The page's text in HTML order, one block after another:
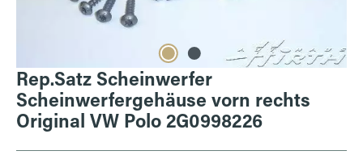
Rep.Satz Scheinwerfer
Scheinwerfergehäuse vorn rechts
Original VW Polo 2G0998226